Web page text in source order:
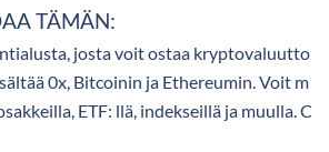
TÄMÄN:
josta voit ostaa kryptovaluutto
0x, Bitcoinin ja Ethereumin. Voit m
ETF: llä, indekseillä ja muulla. C